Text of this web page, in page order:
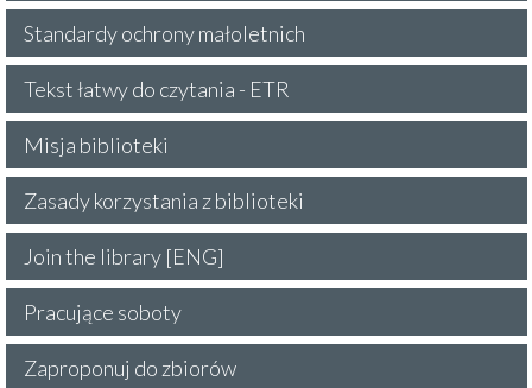
Standardy ochrony małoletnich
Tekst łatwy do czytania - ETR
Misja biblioteki
Zasady korzystania z biblioteki
Join the library [ENG]
Pracujące soboty
Zaproponuj do zbiorów